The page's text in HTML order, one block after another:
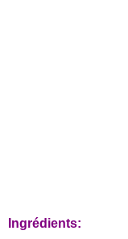
Ingrédients: